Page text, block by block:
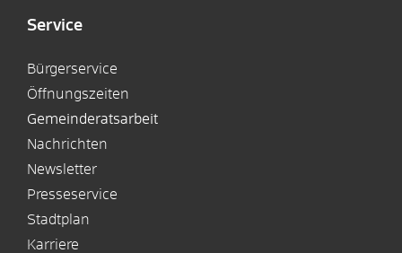
Service
Bürgerservice
Öffnungszeiten
Gemeinderatsarbeit
Nachrichten
Newsletter
Presseservice
Stadtplan
Karriere